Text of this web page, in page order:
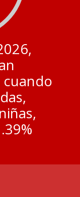
cuando